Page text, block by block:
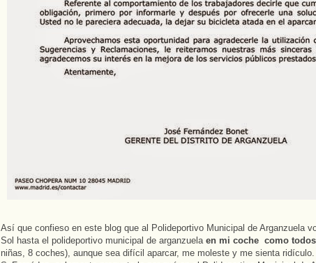
Así que confieso en este blog que al Polideportivo Municipal de Arganzuela
Sol hasta el polideportivo municipal de arganzuela en mi coche como
niñas, 8 coches), aunque sea difícil aparcar, me moleste y me sienta